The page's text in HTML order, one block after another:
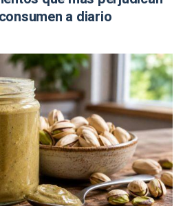
a diario